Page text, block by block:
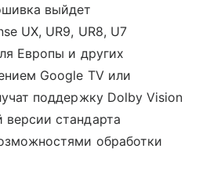
выйдет
UX, UR9, UR8, U7
Европы и других
Google TV или
поддержку Dolby Vision
стандарта
обработки